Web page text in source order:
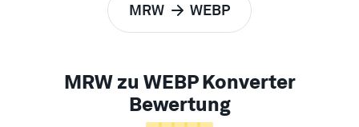
MRW zuWEBP
MRW zu WEBP Konverter
Bewertung